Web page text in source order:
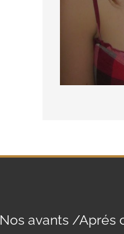
Nos avants /Aprés